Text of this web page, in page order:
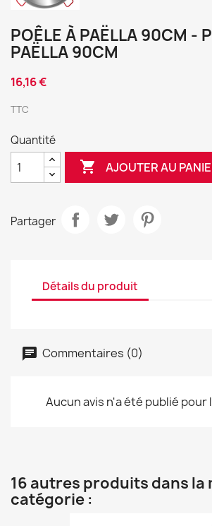
POÊLE À PAËLLA 90CM -
PAËLLA 90CM
16,16 €
TTC
Quantité
 AJOUTER AU
Partager
Détails du produit
Commentaires (0)
Aucun avis n'a été publié pour
16 autres produits dans la
catégorie :